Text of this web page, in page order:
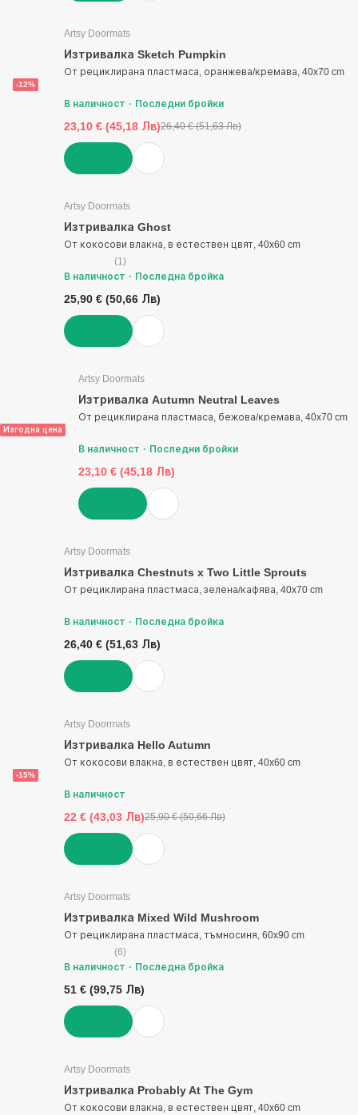
-12%
Artsy Doormats
Изтривалка Sketch Pumpkin
От рециклирана пластмаса, оранжева/кремава, 40x70 cm
В наличност Последни бройки
23,10 € (45,18 Лв)26,40 € (51,63 Лв)
Artsy Doormats
Изтривалка Ghost
От кокосови влакна, в естествен цвят, 40x60 cm
(1)
В наличност
Последна бройка
25,90 € (50,66 Лв)
Изгодна цена
Artsy Doormats
Изтривалка Autumn Neutral Leaves
От рециклирана пластмаса, бежова/кремава, 40x70 cm
В наличност Последни бройки
23,10 € (45,18 Лв)
Artsy Doormats
Изтривалка Chestnuts x Two Little Sprouts
От рециклирана пластмаса, зелена/кафява, 40x70 cm
В наличност Последна бройка
26,40 € (51,63 Лв)
-15%
Artsy Doormats
Изтривалка Hello Autumn
От кокосови влакна, в естествен цвят, 40x60 cm
В наличност
22 € (43,03 Лв)25,90 € (50,66 Лв)
Artsy Doormats
Изтривалка Mixed Wild Mushroom
От рециклирана пластмаса, тъмносиня, 60x90 cm
(6)
В наличност
Последна бройка
51 € (99,75 Лв)
Artsy Doormats
Изтривалка Probably At The Gym
От кокосови влакна, в естествен цвят, 40x60 cm